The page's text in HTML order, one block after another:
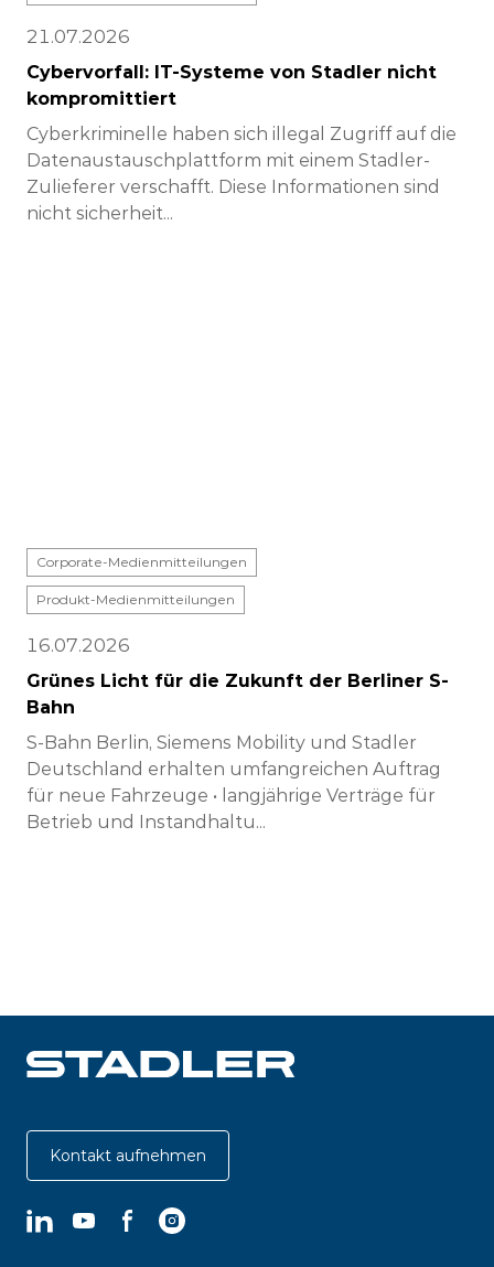
21.07.2026
Cybervorfall: IT-Systeme von Stadler nicht
kompromittiert
Cyberkriminelle haben sich illegal Zugriff auf die
Datenaustauschplattform mit einem Stadler-
Zulieferer verschafft. Diese Informationen sind
nicht sicherheit...
Corporate-Medienmitteilungen
Produkt-Medienmitteilungen
16.07.2026
Grünes Licht für die Zukunft der Berliner S-
Bahn
S-Bahn Berlin, Siemens Mobility und Stadler
Deutschland erhalten umfangreichen Auftrag
für neue Fahrzeuge • langjährige Verträge für
Betrieb und Instandhaltu...
Kontakt aufnehmen
LinkedInYouTubeFacebookInstagram